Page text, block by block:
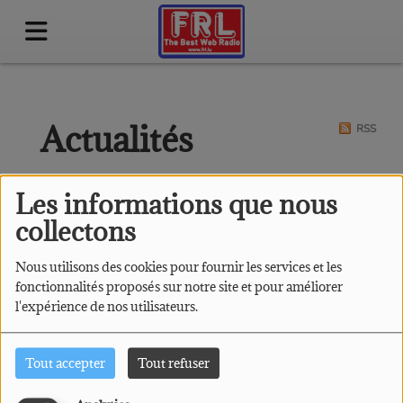
Les informations que nous
collectons
Nous utilisons des cookies pour fournir les services et les
fonctionnalités proposés sur notre site et pour améliorer
l'expérience de nos utilisateurs.
Tout accepter Tout refuser
Actualités RSS